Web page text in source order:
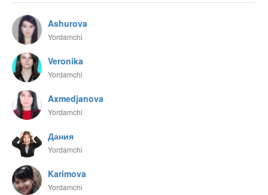
Ashurova
Yordamchi
Veronika
Yordamchi
Axmedjanova
Yordamchi
Дания
Yordamchi
Karimova
Yordamchi